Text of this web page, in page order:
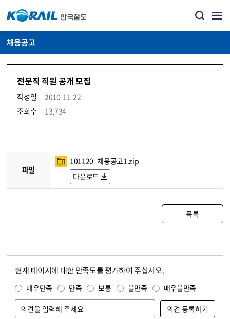
채용공고
전문직 직원 공개 모집
작성일
2010-11-22
조회수
13,734
코레일소개_경영공시_채용공고 상세보기 – 내용, 파일, 담당자 연락처로 구성
파일
101120_채용공고1.zip
다운로드
목록
현재 페이지에 대한 만족도를 평가하여 주십시오.
매우만족 만족 보통 불만족 매우불만족